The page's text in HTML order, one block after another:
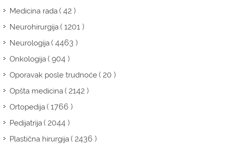
Medicina rada( 42 )
Neurohirurgija( 1201 )
Neurologija( 4463 )
Onkologija( 904 )
Oporavak posle trudnoće( 20 )
Opšta medicina( 2142 )
Ortopedija( 1766 )
Pedijatrija( 2044 )
Plastična hirurgija( 2436 )